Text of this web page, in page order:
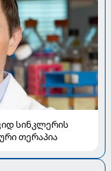
სინკლერის
თერაპია